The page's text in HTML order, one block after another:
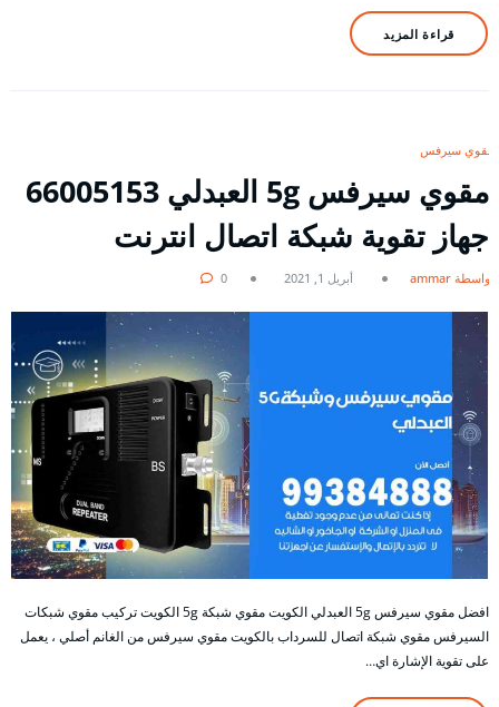
قراءة المزيد
مقوي سيرفس
مقوي سيرفس 5g العبدلي 66005153
جهاز تقوية شبكة اتصال انترنت
بواسطة ammar أبريل 1, 2021 0
افضل مقوي سيرفس 5g العبدلي الكويت مقوي شبكة 5g الكويت تركيب مقوي شبكات
السيرفس مقوي شبكة اتصال للسرداب بالكويت مقوي سيرفس من الغانم أصلي ، يعمل
على تقوية الإشارة اي…